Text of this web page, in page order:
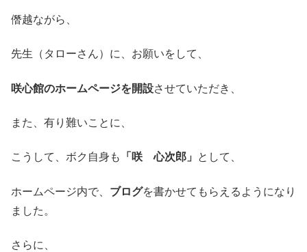
僭越ながら、
先生（タローさん）に、お願いをして、
咲心館のホームページを開設させていただき、
また、有り難いことに、
こうして、ボク自身も 「咲 心次郎」 として、
ホームページ内で、 ブログを書かせてもらえるようになり
ました。
さらに、